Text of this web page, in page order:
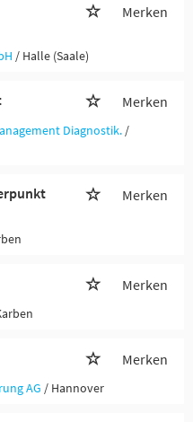
Merken
/ Halle (Saale)
Merken
Diagnostik. /
Merken
Merken
Merken
AG / Hannover